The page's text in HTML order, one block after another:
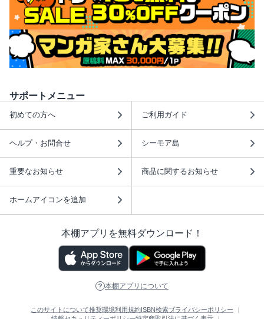
サポートメニュー
初めての方へ ご利用ガイド
ヘルプ・お問合せ シーモア島
重要なお知らせ 商品に関するお知らせ
ホームアイコンを追加
本棚アプリを無料ダウンロード！
本棚アプリについて
このサイトについて推奨環境利用規約 ISBN検索プライバシーポリシー